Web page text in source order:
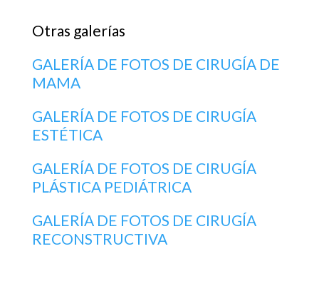
Otras galerías
GALERÍA DE FOTOS DE CIRUGÍA DE
MAMA
GALERÍA DE FOTOS DE CIRUGÍA
ESTÉTICA
GALERÍA DE FOTOS DE CIRUGÍA
PLÁSTICA PEDIÁTRICA
GALERÍA DE FOTOS DE CIRUGÍA
RECONSTRUCTIVA